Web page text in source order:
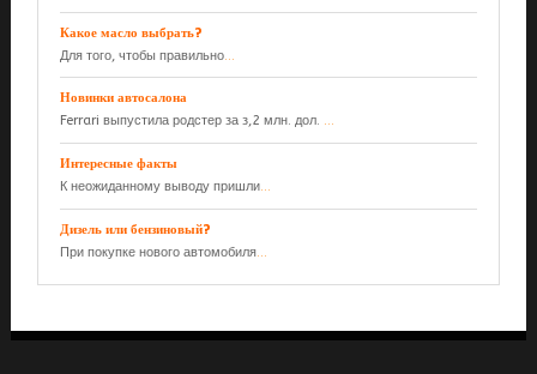
Какое масло выбрать?
Для того, чтобы правильно...
Новинки автосалона
Ferrari выпустила родстер за з,2 млн. дол. ...
Интересные факты
К неожиданному выводу пришли...
Дизель или бензиновый?
При покупке нового автомобиля...